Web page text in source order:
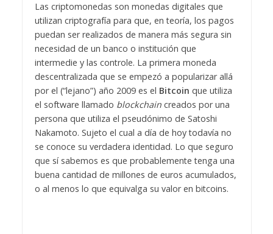
Las criptomonedas son monedas digitales que
utilizan criptografía para que, en teoría, los pagos
puedan ser realizados de manera más segura sin
necesidad de un banco o institución que
intermedie y las controle. La primera moneda
descentralizada que se empezó a popularizar allá
por el (“lejano”) año 2009 es el Bitcoin que utiliza
el software llamado blockchaincreados por una
persona que utiliza el pseudónimo de Satoshi
Nakamoto. Sujeto el cual a día de hoy todavía no
se conoce su verdadera identidad. Lo que seguro
que sí sabemos es que probablemente tenga una
buena cantidad de millones de euros acumulados,
o al menos lo que equivalga su valor en bitcoins.